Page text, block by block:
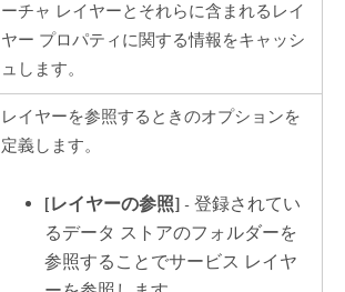
ーチャ レイヤーとそれらに含まれるレイ
ヤー プロパティに関する情報をキャッシ
ュします。
レイヤーを参照するときのオプションを
定義します。
[レイヤーの参照] - 登録されてい
るデータ ストアのフォルダーを
参照することでサービス レイヤ